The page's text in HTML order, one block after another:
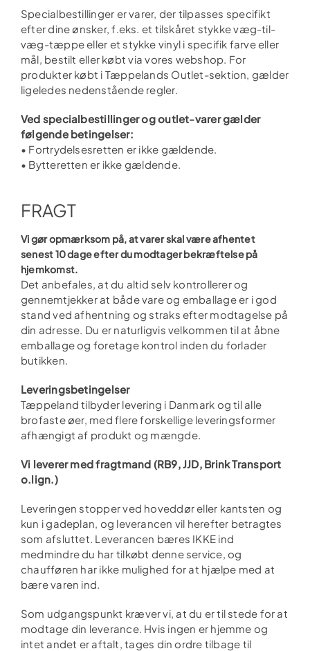
Specialbestillinger er varer, der tilpasses specifikt
efter dine ønsker, f.eks. et tilskåret stykke væg-til-
væg-tæppe eller et stykke vinyl i specifik farve eller
mål, bestilt eller købt via vores webshop. For
produkter købt i Tæppelands Outlet-sektion, gælder
ligeledes nedenstående regler.
Ved specialbestillinger og outlet-varer gælder
følgende betingelser:
• Fortrydelsesretten er ikke gældende.
• Bytteretten er ikke gældende.
FRAGT
Vi gør opmærksom på, at varer skal være afhentet
senest 10 dage efter du modtager bekræftelse på
hjemkomst.
Det anbefales, at du altid selv kontrollerer og
gennemtjekker at både vare og emballage er i god
stand ved afhentning og straks efter modtagelse på
din adresse. Du er naturligvis velkommen til at åbne
emballage og foretage kontrol inden du forlader
butikken.
Leveringsbetingelser
Tæppeland tilbyder levering i Danmark og til alle
brofaste øer, med flere forskellige leveringsformer
afhængigt af produkt og mængde.
Vi leverer med fragtmand (RB9, JJD, Brink Transport
o.lign.)
Leveringen stopper ved hoveddør eller kantsten og
kun i gadeplan, og leverancen vil herefter betragtes
som afsluttet. Leverancen bæres IKKE ind
medmindre du har tilkøbt denne service, og
chaufføren har ikke mulighed for at hjælpe med at
bære varen ind.
Som udgangspunkt kræver vi, at du er til stede for at
modtage din leverance. Hvis ingen er hjemme og
intet andet er aftalt, tages din ordre tilbage til